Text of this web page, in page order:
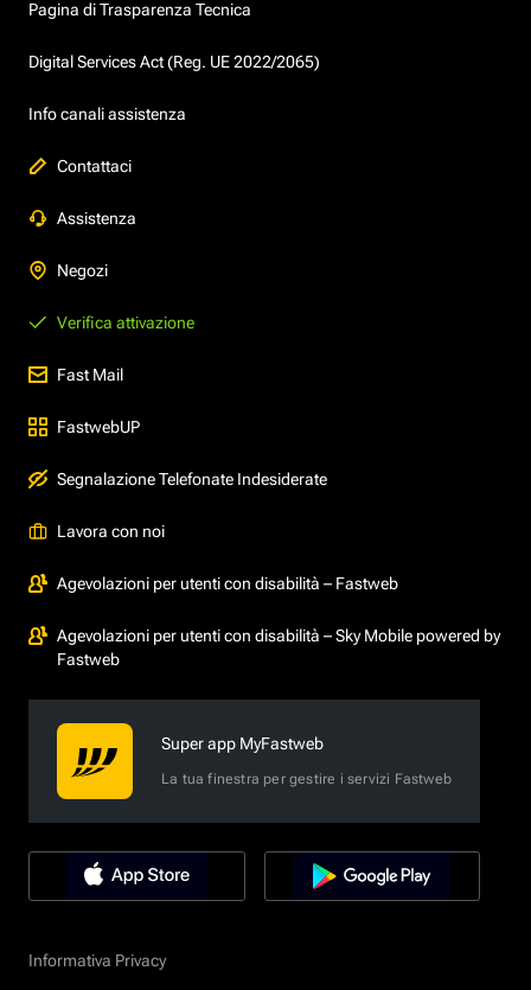
Pagina di Trasparenza Tecnica
Digital Services Act (Reg. UE 2022/2065)
Info canali assistenza
Contattaci
Assistenza
Negozi
Verifica attivazione
Fast Mail
FastwebUP
Segnalazione Telefonate Indesiderate
Lavora con noi
Agevolazioni per utenti con disabilità – Fastweb
Agevolazioni per utenti con disabilità – Sky Mobile powered by
Fastweb
Super app MyFastweb
La tua finestra per gestire i servizi Fastweb
Informativa Privacy